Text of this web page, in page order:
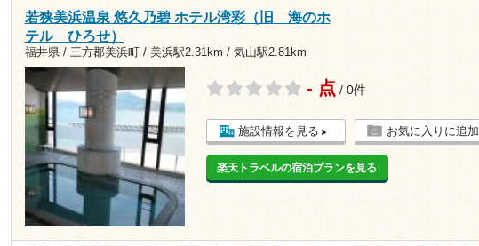
若狭美浜温泉 悠久乃碧 ホテル湾彩（旧 海のホ
テル ひろせ）
福井県 / 三方郡美浜町 / 美浜駅2.31km / 気山駅2.81km
- 点 / 0件
施設情報を見る お気に入りに追加
楽天トラベルの宿泊プランを見る